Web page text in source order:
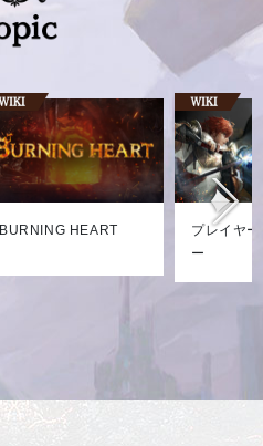
BURNING HEART
プレイヤ
ー